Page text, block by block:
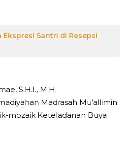
Ekspresi Santri di Resepsi
S.H.I., M.H.
Madrasah Mu’allimin
mozaik Keteladanan Buya